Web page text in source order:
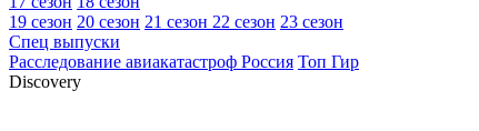
19 сезон 20 сезон 21 сезон 22 сезон 23 сезон
Спец выпуски
Расследование авиакатастроф Россия Топ Гир
Discovery